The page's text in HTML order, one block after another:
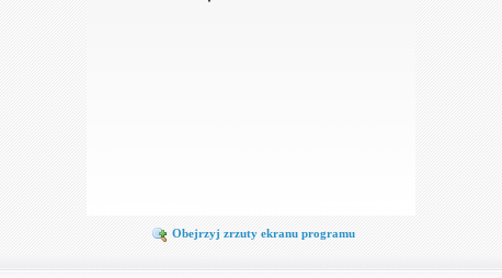
Obejrzyj zrzuty ekranu programu